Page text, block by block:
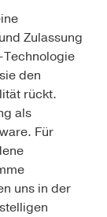
Zulassung
den
rückt.
als
Für
uns in der